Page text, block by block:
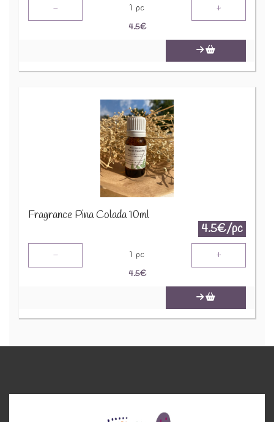
- 1 pc +
4.5€
Fragrance Pina Colada 10ml
4.5€/pc
- 1 pc +
4.5€